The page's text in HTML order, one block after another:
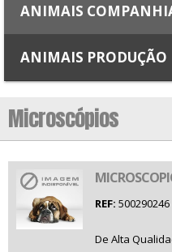
ANIMAIS
ANIMAIS PRODUÇÃO
Microscópios
REF: 500290246
De Alta